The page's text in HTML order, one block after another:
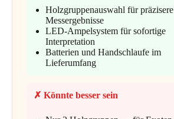
Holzgruppenauswahl für präzisere
Messergebnisse
LED-Ampelsystem für sofortige
Interpretation
Batterien und Handschlaufe im
Lieferumfang
✗ Könnte besser sein